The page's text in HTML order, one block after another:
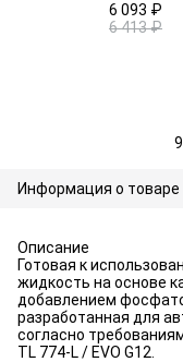
6 093 ₽
6 413 ₽
Информация о товаре
Описание
Готовая к
жидкость на основе
добавлением
разработанная для
согласно
TL 774-L / EVO G12.